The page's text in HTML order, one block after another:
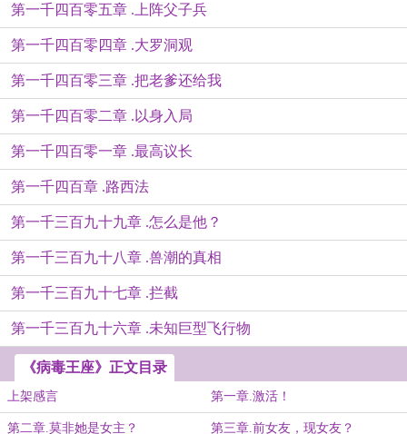
第一千四百零五章 .上阵父子兵
第一千四百零四章 .大罗洞观
第一千四百零三章 .把老爹还给我
第一千四百零二章 .以身入局
第一千四百零一章 .最高议长
第一千四百章 .路西法
第一千三百九十九章 .怎么是他？
第一千三百九十八章 .兽潮的真相
第一千三百九十七章 .拦截
第一千三百九十六章 .未知巨型飞行物
《病毒王座》正文目录
上架感言 第一章.激活！
第二章.莫非她是女主？ 第三章.前女友，现女友？